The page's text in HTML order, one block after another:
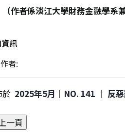
（作者係淡江大學財務金融學系
訊
作者:
於 2025年5月｜NO. 141 │ 反